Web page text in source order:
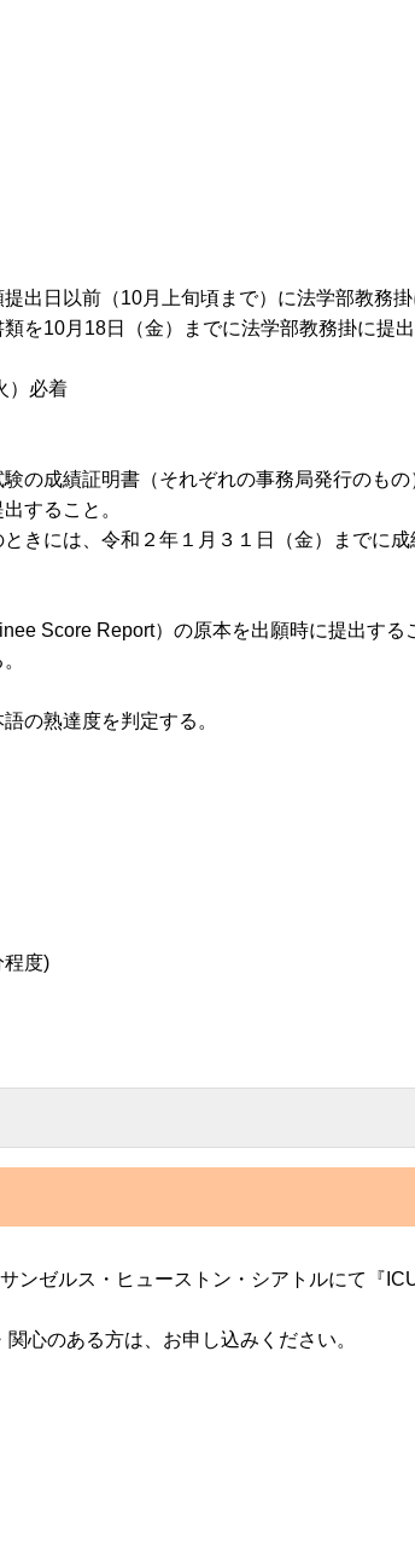
日以前（10月上旬頃まで）に法学部教務掛
を10月18日（金）までに法学部教務掛に提出
）必着
の成績証明書（それぞれの事務局発行のもの
すること。
きには、令和２年１月３１日（金）までに
Score Report）の原本を出願時に提出する
の熟達度を判定する。
程度)
ンゼルス・ヒューストン・シアトルにて『
心のある方は、お申し込みください。